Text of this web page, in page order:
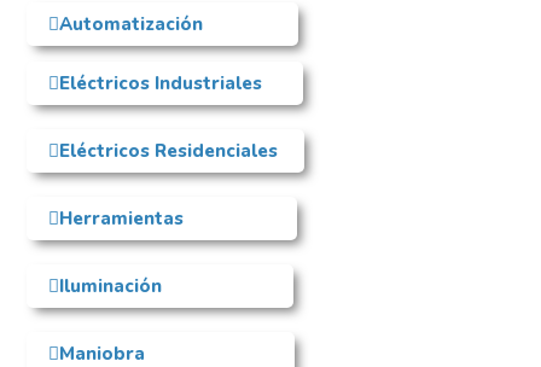
Automatización
Eléctricos Industriales
Eléctricos Residenciales
Herramientas
Iluminación
Maniobra